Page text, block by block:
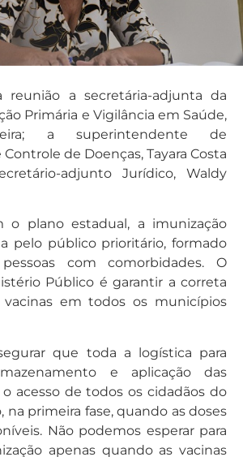
reunião a secretária-adjunta da
Primária e Vigilância em Saúde,
a superintendente de
de Doenças, Tayara Costa
adjunto Jurídico, Waldy
o plano estadual, a imunização
pelo público prioritário, formado
com comorbidades. O
Público é garantir a correta
vacinas em todos os municípios
que toda a logística para
e aplicação das
acesso de todos os cidadãos do
na primeira fase, quando as doses
Não podemos esperar para
apenas quando as vacinas